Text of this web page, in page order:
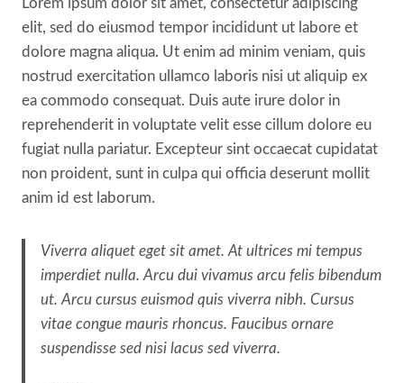
Lorem ipsum dolor sit amet, consectetur adipiscing
elit, sed do eiusmod tempor incididunt ut labore et
dolore magna aliqua. Ut enim ad minim veniam, quis
nostrud exercitation ullamco laboris nisi ut aliquip ex
ea commodo consequat. Duis aute irure dolor in
reprehenderit in voluptate velit esse cillum dolore eu
fugiat nulla pariatur. Excepteur sint occaecat cupidatat
non proident, sunt in culpa qui officia deserunt mollit
anim id est laborum.
Viverra aliquet eget sit amet. At ultrices mi tempus
imperdiet nulla. Arcu dui vivamus arcu felis bibendum
ut. Arcu cursus euismod quis viverra nibh. Cursus
vitae congue mauris rhoncus. Faucibus ornare
suspendisse sed nisi lacus sed viverra.